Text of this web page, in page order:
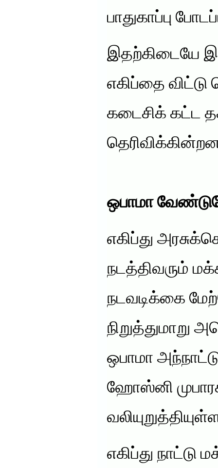
பாதுகாப்பு
இதற்கிடையே
எகிப்தை விட்டு
கடைசிக் கட்ட
ஒபாமா
எகிப்து
நடத்திவரும்
நடவடிக்கை
நிறுத்துமாறு
ஒபாமா
ஹோஸ்னி
எகிப்து நாட்டு